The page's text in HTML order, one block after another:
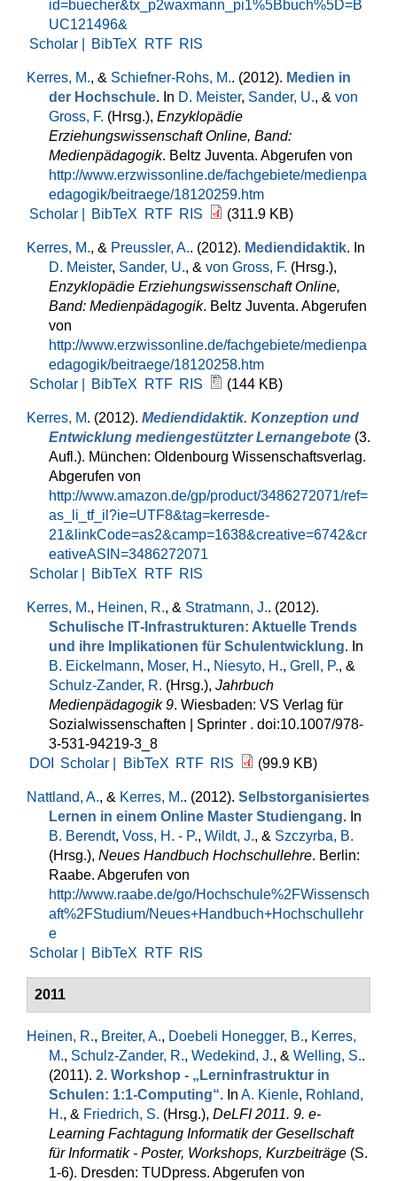
id=buecher&tx_p2waxmann_pi1%5Bbuch%5D=B
UC121496&
Scholar |
BibTeX RTF RIS
Kerres, M., & Schiefner-Rohs, M.. (2012). Medien in
der Hochschule. In D. Meister, Sander, U., & von
Gross, F. (Hrsg.), Enzyklopädie
Erziehungswissenschaft Online, Band:
Medienpädagogik. Beltz Juventa. Abgerufen von
http://www.erzwissonline.de/fachgebiete/medienpa
edagogik/beitraege/18120259.htm
Scholar |
BibTeX RTF RIS (311.9 KB)
Kerres, M., & Preussler, A.. (2012). Mediendidaktik. In
D. Meister, Sander, U., & von Gross, F. (Hrsg.),
Enzyklopädie Erziehungswissenschaft Online,
Band: Medienpädagogik. Beltz Juventa. Abgerufen
von
http://www.erzwissonline.de/fachgebiete/medienpa
edagogik/beitraege/18120258.htm
Scholar |
BibTeX RTF RIS (144 KB)
Kerres, M. (2012). Mediendidaktik. Konzeption und
Entwicklung mediengestützter Lernangebote (3.
Aufl.). München: Oldenbourg Wissenschaftsverlag.
Abgerufen von
http://www.amazon.de/gp/product/3486272071/ref=
as_li_tf_il?ie=UTF8&tag=kerresde-
21&linkCode=as2&camp=1638&creative=6742&cr
eativeASIN=3486272071
Scholar |
BibTeX RTF RIS
Kerres, M., Heinen, R., & Stratmann, J.. (2012).
Schulische IT‐Infrastrukturen: Aktuelle Trends
und ihre Implikationen für Schulentwicklung. In
B. Eickelmann, Moser, H., Niesyto, H., Grell, P., &
Schulz-Zander, R. (Hrsg.), Jahrbuch
Medienpädagogik 9. Wiesbaden: VS Verlag für
Sozialwissenschaften | Sprinter . doi:10.1007/978-
3-531-94219-3_8
DOI
Scholar | BibTeX RTF RIS (99.9 KB)
Nattland, A., & Kerres, M.. (2012). Selbstorganisiertes
Lernen in einem Online Master Studiengang. In
B. Berendt, Voss, H. - P., Wildt, J., & Szczyrba, B.
(Hrsg.), Neues Handbuch Hochschullehre. Berlin:
Raabe. Abgerufen von
http://www.raabe.de/go/Hochschule%2FWissensch
aft%2FStudium/Neues+Handbuch+Hochschullehr
e
Scholar |
BibTeX RTF RIS
2011
Heinen, R., Breiter, A., Doebeli Honegger, B., Kerres,
M., Schulz-Zander, R., Wedekind, J., & Welling, S..
(2011). 2. Workshop - „Lerninfrastruktur in
Schulen: 1:1-Computing“. In A. Kienle, Rohland,
H., & Friedrich, S. (Hrsg.), DeLFI 2011. 9. e-
Learning Fachtagung Informatik der Gesellschaft
für Informatik - Poster, Workshops, Kurzbeiträge (S.
1-6). Dresden: TUDpress. Abgerufen von